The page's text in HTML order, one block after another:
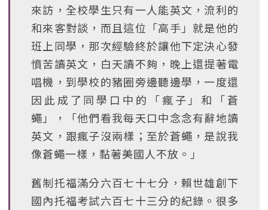
來訪，全校學生只有一人能英文，流利的
和來客對談，而且這位「高手」就是他的
班上同學，那次經驗終於讓他下定決心發
憤苦讀英文，白天讀不夠，晚上還提著電
唱機，到學校的豬圈旁邊聽邊學，一度還
因此成了同學口中的「瘋子」和「蒼
蠅」，「他們看我每天口中念念有辭地讀
英文，跟瘋子沒兩樣；至於蒼蠅，是說我
像蒼蠅一樣，黏著美國人不放。」
舊制托福滿分六百七十七分，賴世雄創下
國內托福考試六百七十三分的紀錄。很多